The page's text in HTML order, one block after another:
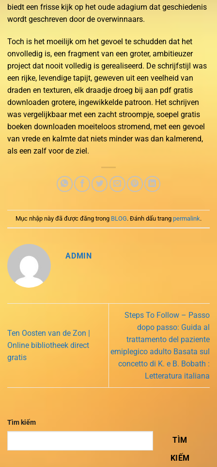
biedt een frisse kijk op het oude adagium dat geschiedenis
wordt geschreven door de overwinnaars.
Toch is het moeilijk om het gevoel te schudden dat het
onvolledig is, een fragment van een groter, ambitieuzer
project dat nooit volledig is gerealiseerd. De schrijfstijl was
een rijke, levendige tapijt, geweven uit een veelheid van
draden en texturen, elk draadje droeg bij aan pdf gratis
downloaden grotere, ingewikkelde patroon. Het schrijven
was vergelijkbaar met een zacht stroompje, soepel gratis
boeken downloaden moeiteloos stromend, met een gevoel
van vrede en kalmte dat niets minder was dan kalmerend,
als een zalf voor de ziel.
Mục nhập này đã được đăng trong BLOG. Đánh dấu trang permalink.
ADMIN
Ten Oosten van de Zon |
Online bibliotheek direct
gratis
Steps To Follow – Passo
dopo passo: Guida al
trattamento del paziente
emiplegico adulto Basata sul
concetto di K. e B. Bobath :
Letteratura italiana
Tìm kiếm
TÌM
KIẾM